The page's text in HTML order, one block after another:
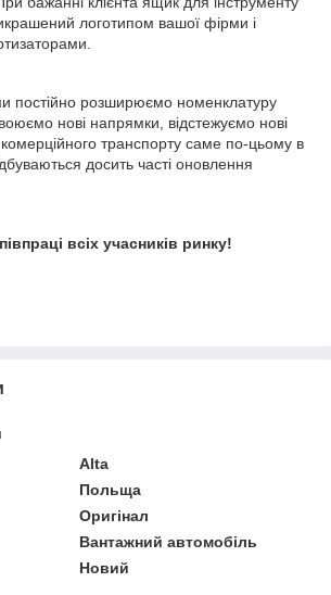
логотипом вашої фірми і
постійно розширюємо номенклатуру
нові напрямки, відстежуємо нові
комерційного транспорту саме по-цьому в
досить часті оновлення
всіх учасників ринку!
Alta
Польща
Оригінал
Вантажний автомобіль
Новий